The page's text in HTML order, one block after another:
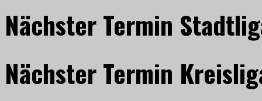
Nächster Termin
Nächster Termin